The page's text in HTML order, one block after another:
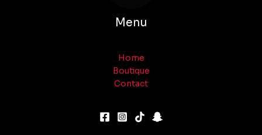
Menu
Home
Boutique
Contact